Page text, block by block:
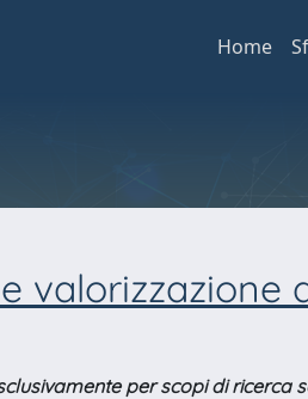
Home
valorizzazione
per scopi di ricerca